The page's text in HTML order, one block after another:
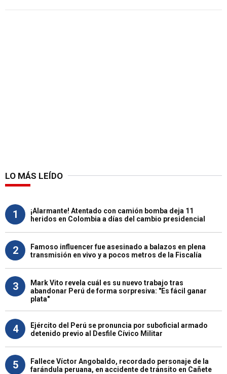
LO MÁS LEÍDO
1
¡Alarmante! Atentado con camión bomba deja 11
heridos en Colombia a días del cambio presidencial
2
Famoso influencer fue asesinado a balazos en plena
transmisión en vivo y a pocos metros de la Fiscalía
3
Mark Vito revela cuál es su nuevo trabajo tras
abandonar Perú de forma sorpresiva: "Es fácil ganar
plata"
4
Ejército del Perú se pronuncia por suboficial armado
detenido previo al Desfile Cívico Militar
5
Fallece Víctor Angobaldo, recordado personaje de la
farándula peruana, en accidente de tránsito en Cañete